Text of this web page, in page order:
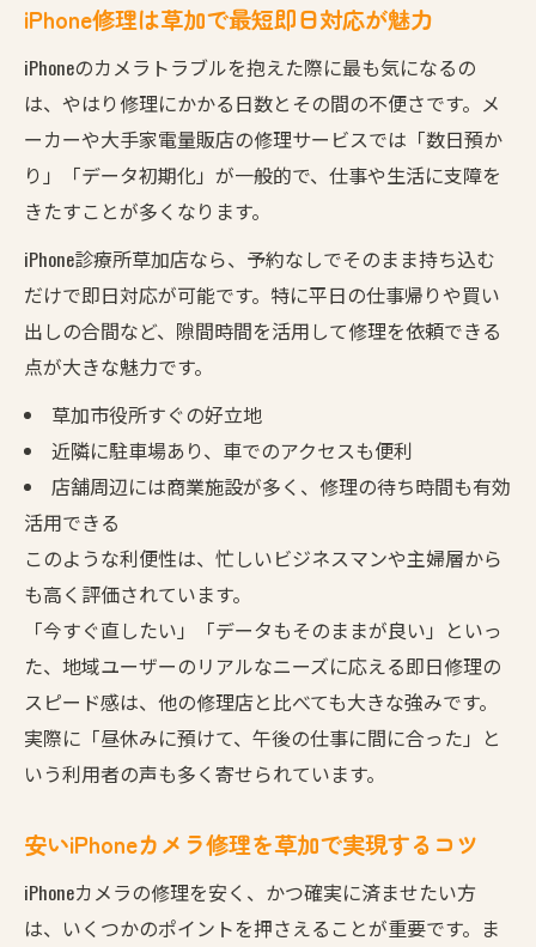
iPhone修理は草加で最短即日対応が魅力
iPhoneのカメラトラブルを抱えた際に最も気になるの
は、やはり修理にかかる日数とその間の不便さです。メ
ーカーや大手家電量販店の修理サービスでは「数日預か
り」「データ初期化」が一般的で、仕事や生活に支障を
きたすことが多くなります。
iPhone診療所草加店なら、予約なしでそのまま持ち込む
だけで即日対応が可能です。特に平日の仕事帰りや買い
出しの合間など、隙間時間を活用して修理を依頼できる
点が大きな魅力です。
草加市役所すぐの好立地
近隣に駐車場あり、車でのアクセスも便利
店舗周辺には商業施設が多く、修理の待ち時間も有効
活用できる
このような利便性は、忙しいビジネスマンや主婦層から
も高く評価されています。
「今すぐ直したい」「データもそのままが良い」といっ
た、地域ユーザーのリアルなニーズに応える即日修理の
スピード感は、他の修理店と比べても大きな強みです。
実際に「昼休みに預けて、午後の仕事に間に合った」と
いう利用者の声も多く寄せられています。
安いiPhoneカメラ修理を草加で実現するコツ
iPhoneカメラの修理を安く、かつ確実に済ませたい方
は、いくつかのポイントを押さえることが重要です。ま